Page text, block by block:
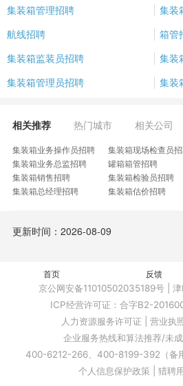
集装箱管理招聘
集装
航线招聘
箱管
集装箱监装员招聘
集装
集装箱管理员招聘
集装
相关推荐 热门城市 相关公司
集装箱业务操作员招聘 集装箱现场检查员
集装箱业务总监招聘
罐箱箱管招聘
集装箱销售招聘
集装箱检验员招聘
集装箱总经理招聘
集装箱估价招聘
配载主管招聘
估价单证员招聘
防疫消毒员招聘
简历沟通专用招聘
更新时间：2026-08-09
首页 反馈